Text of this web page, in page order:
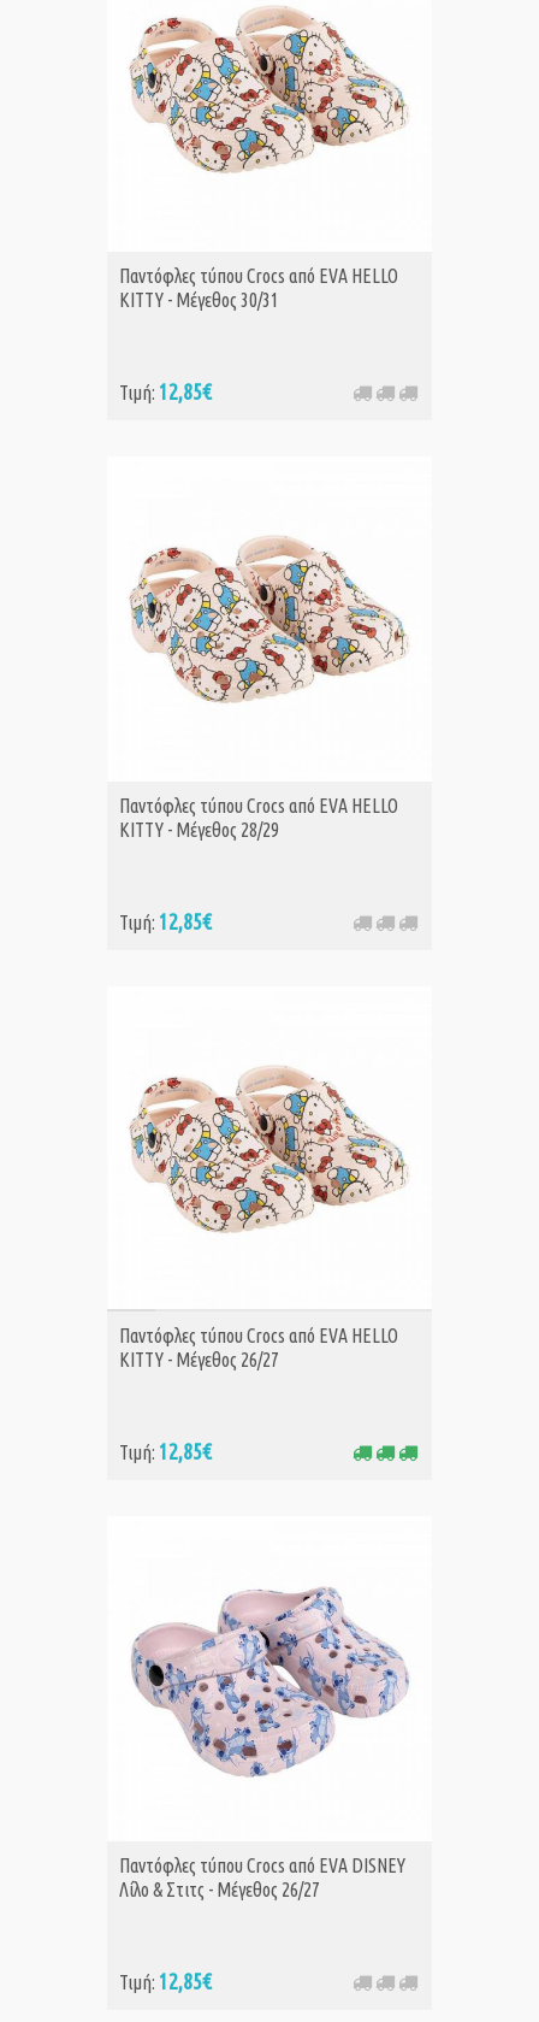
Παντόφλες τύπου Crocs από EVA HELLO
KITTY - Μέγεθος 30/31
Τιμή: 12,85€
Παντόφλες τύπου Crocs από EVA HELLO
KITTY - Μέγεθος 28/29
Τιμή: 12,85€
ΑΓΟΡΑ
Παντόφλες τύπου Crocs από EVA HELLO
KITTY - Μέγεθος 26/27
Τιμή: 12,85€
Παντόφλες τύπου Crocs από EVA DISNEY
Λίλο & Στιτς - Μέγεθος 26/27
Τιμή: 12,85€